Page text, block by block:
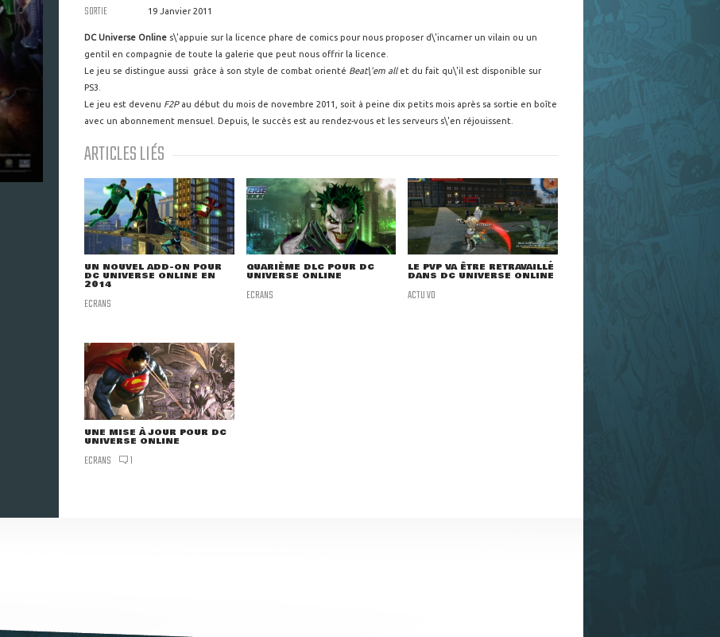
SORTIE 19 Janvier 2011
DC Universe Online s\'appuie sur la licence phare de comics pour nous proposer d\'incarner un vilain ou un
gentil en compagnie de toute la galerie que peut nous offrir la licence.
Le jeu se distingue aussi grâce à son style de combat orienté Beat\'em allet du fait qu\'il est disponible sur
PS3.
Le jeu est devenu F2Pau début du mois de novembre 2011, soit à peine dix petits mois après sa sortie en boîte
avec un abonnement mensuel. Depuis, le succès est au rendez-vous et les serveurs s\'en réjouissent.
ARTICLES LIÉS
UN NOUVEL ADD-ON POUR
DC UNIVERSE ONLINE EN
2014
ECRANS
QUARIÈME DLC POUR DC
UNIVERSE ONLINE
ECRANS
LE PVP VA ÊTRE RETRAVAILLÉ
DANS DC UNIVERSE ONLINE
ACTU VO
UNE MISE À JOUR POUR DC
UNIVERSE ONLINE
ECRANS 1